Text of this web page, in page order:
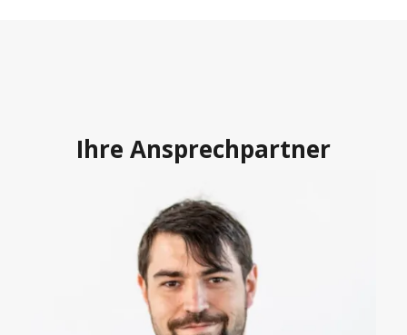
Ihre Ansprechpartner